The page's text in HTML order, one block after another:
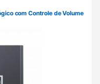
com Controle de Volume